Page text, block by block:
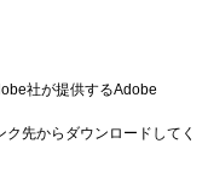
社が提供するAdobe
先からダウンロードしてく